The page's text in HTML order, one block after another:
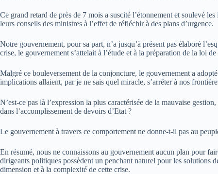
Ce grand retard de près de 7 mois a suscité l’étonnement et soulevé
leurs conseils des ministres à l’effet de réfléchir à des plans d’urgence.
Notre gouvernement, pour sa part, n’a jusqu’à présent pas élaboré
crise, le gouvernement s’attelait à l’étude et à la préparation de la loi
Malgré ce bouleversement de la conjoncture, le gouvernement a
implications allaient, par je ne sais quel miracle, s’arrêter à nos
N’est-ce pas là l’expression la plus caractérisée de la mauvaise
dans l’accomplissement de devoirs d’Etat ?
Le gouvernement à travers ce comportement ne donne-t-il pas au
En résumé, nous ne connaissons au gouvernement aucun plan pour
dirigeants politiques possèdent un penchant naturel pour les solutions
dimension et à la complexité de cette crise.